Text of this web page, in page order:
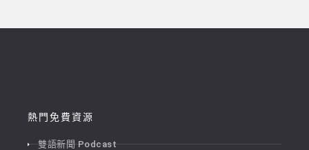
熱門免費資源
雙語新聞 Podcast